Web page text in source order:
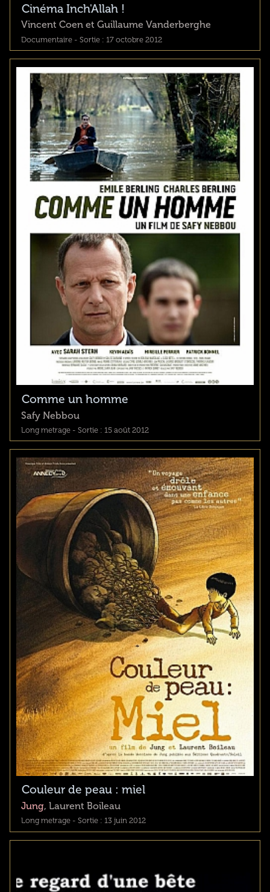
Cinéma Inch'Allah !
Vincent Coen et Guillaume Vanderberghe
Documentaire - Sortie : 17 octobre 2012
Comme un homme
Safy Nebbou
Long metrage - Sortie : 15 août 2012
Couleur de peau : miel
Jung, Laurent Boileau
Long metrage - Sortie : 13 juin 2012